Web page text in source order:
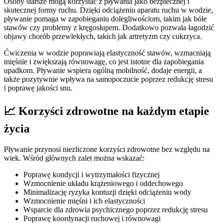
skutecznej formy ruchu. Dzięki odciążeniu aparatu ruchu w wodzie,
pływanie pomaga w zapobieganiu dolegliwościom, takim jak bóle
stawów czy problemy z kręgosłupem. Dodatkowo pozwala łagodzić
objawy chorób przewlekłych, takich jak artretyzm czy cukrzyca.
Ćwiczenia w wodzie poprawiają elastyczność stawów, wzmacniają
mięśnie i zwiększają równowagę, co jest istotne dla zapobiegania
upadkom. Pływanie wspiera ogólną mobilność, dodaje energii, a
także pozytywnie wpływa na samopoczucie poprzez redukcję stresu
i poprawę jakości snu.
📈 Korzyści zdrowotne na każdym etapie
życia
Pływanie przynosi niezliczone korzyści zdrowotne bez względu na
wiek. Wśród głównych zalet można wskazać:
Poprawę kondycji i wytrzymałości fizycznej
Wzmocnienie układu krążeniowego i oddechowego
Minimalizację ryzyka kontuzji dzięki odciążeniu wody
Wzmocnienie mięśni i ich elastyczności
Wsparcie dla zdrowia psychicznego poprzez redukcję stresu
Poprawę koordynacji ruchowej i równowagi